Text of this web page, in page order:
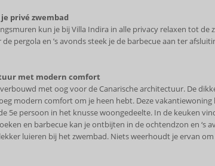
privé zwembad
kun je bij Villa Indira in alle privacy relaxen tot
pergola en ’s avonds steek je de barbecue aan ter
met modern comfort
met oog voor de Canarische architectuur. De
modern comfort om je heen hebt. Deze
5e persoon in het knusse woongedeelte. In de keuken
en barbecue kan je ontbijten in de ochtendzon en ‘s
luieren bij het zwembad. Niets weerhoudt je ervan